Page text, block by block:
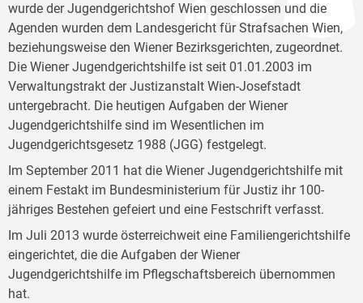
wurde der Jugendgerichtshof Wien geschlossen und die
Agenden wurden dem Landesgericht für Strafsachen Wien,
beziehungsweise den Wiener Bezirksgerichten, zugeordnet.
Die Wiener Jugendgerichtshilfe ist seit 01.01.2003 im
Verwaltungstrakt der Justizanstalt Wien-Josefstadt
untergebracht. Die heutigen Aufgaben der Wiener
Jugendgerichtshilfe sind im Wesentlichen im
Jugendgerichtsgesetz 1988 (JGG) festgelegt.
Im September 2011 hat die Wiener Jugendgerichtshilfe mit
einem Festakt im Bundesministerium für Justiz ihr 100-
jähriges Bestehen gefeiert und eine Festschrift verfasst.
Im Juli 2013 wurde österreichweit eine Familiengerichtshilfe
eingerichtet, die die Aufgaben der Wiener
Jugendgerichtshilfe im Pflegschaftsbereich übernommen
hat.